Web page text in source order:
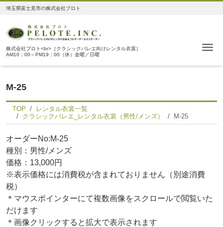
埼玉県富士見市の株式会社プロト
株式会社プロト<br>［クラシックバレエ向けレンタル衣裳］
AM10：00～PM19：00（休）金曜／日曜
M-25
TOP
レンタル衣裳一覧
クラシックバレエ_レンタル衣裳（男性/メンズ）
M-25
オーダーNo:M-25
種別：男性/メンズ
価格：13,000円
※表示価格には消費税が含まれておりません（別途消費
税）
＊マウスポインターにて複数画像をスクロールで閲覧いた
だけます
＊画像クリックすると拡大で表示されます